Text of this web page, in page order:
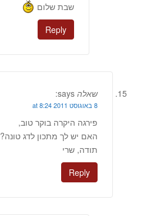
שבת שלום
Reply
שאלה says:
8 באוגוסט 2011 at 8:24
פירגה היקרה בוקר טוב,
האם יש לך מתכון לדג טונה?
תודה, שרי
Reply